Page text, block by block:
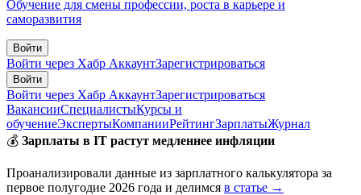
Обучение для смены профессии, роста в карьере и
саморазвития
Войти
Войти через Хабр АккаунтЗарегистрироваться
Войти
Войти через Хабр АккаунтЗарегистрироваться
ВакансииСпециалистыКурсы и
обучениеЭкспертыКомпанииРейтингЗарплатыЖурнал
💰 Зарплаты в IT растут медленнее инфляции
Проанализировали данные из зарплатного калькулятора за
первое полугодие 2026 года и делимся в статье →